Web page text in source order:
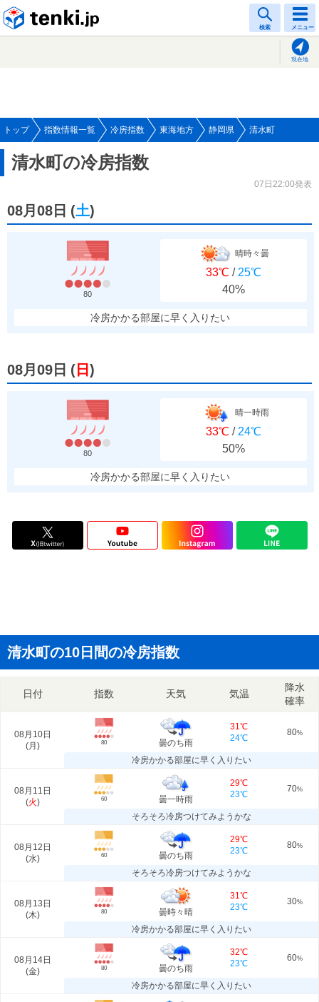
検索 メニュー
現在地
トップ 指数情報一覧 冷房指数 東海地方 静岡県 清水町
清水町の冷房指数
07日22:00発表
08月08日 (土)
80
晴時々曇
33℃ / 25℃
40%
冷房かかる部屋に早く入りたい
08月09日 ( 日 )
80
晴一時雨
33℃ / 24℃
50%
冷房かかる部屋に早く入りたい
清水町の10日間の冷房指数
日付 指数 天気 気温
降水
確率
08月10日
(月 ) 80 曇のち雨
31℃
24℃
80%
冷房かかる部屋に早く入りたい
08月11日
(火) 60 曇一時雨
29℃
23℃
70%
そろそろ冷房つけてみようかな
08月12日
(水) 60 曇のち雨
29℃
23℃
80%
そろそろ冷房つけてみようかな
08月13日
(木) 80 曇時々晴
31℃
23℃
30%
冷房かかる部屋に早く入りたい
08月14日
(金) 80 曇のち雨
32℃
23℃
60%
冷房かかる部屋に早く入りたい